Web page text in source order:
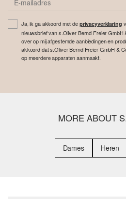
Ja, ik ga akkoord met de privacyverklaring
nieuwsbrief van s.Oliver Bernd Freier GmbH
over op mij afgestemde aanbiedingen en
akkoord dat s.Oliver Bernd Freier GmbH &
op meerdere apparaten aanmaakt.
MORE ABOUT
Dames Heren